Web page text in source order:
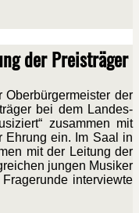
der Preisträger
der
bei dem Landes-
zusammen mit
Ehrung ein. Im Saal in
mit der Leitung der
jungen Musiker
interviewte